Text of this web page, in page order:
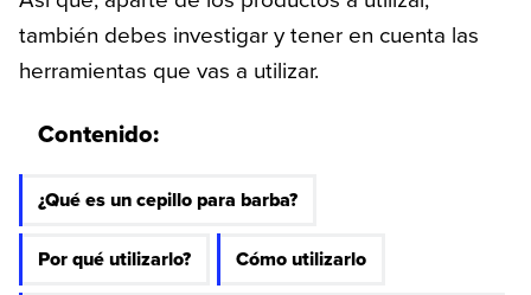
también debes investigar y tener en cuenta las
herramientas que vas a utilizar.
Contenido:
¿Qué es un cepillo para barba?
Por qué utilizarlo? Cómo utilizarlo